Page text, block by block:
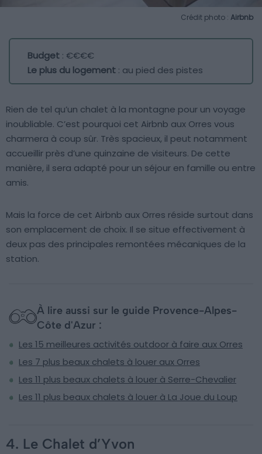
Crédit photo : Airbnb
Budget : €€€€
Le plus du logement : au pied des pistes
Rien de tel qu’un chalet à la montagne pour un voyage
inoubliable. C’est pourquoi cet Airbnb aux Orres vous
charmera à coup sûr. Très spacieux, il peut notamment
accueillir près d’une quinzaine de visiteurs. De cette
manière, il sera adapté pour un séjour en famille ou entre
amis.
Mais la force de cet Airbnb aux Orres réside surtout dans
son emplacement de choix. Il se situe effectivement à
deux pas des principales remontées mécaniques de la
station.
À lire aussi sur le guide Provence-Alpes-
Côte d'Azur :
Les 15 meilleures activités outdoor à faire aux Orres
Les 7 plus beaux chalets à louer aux Orres
Les 11 plus beaux chalets à louer à Serre-Chevalier
Les 11 plus beaux chalets à louer à La Joue du Loup
4. Le Chalet d’Yvon